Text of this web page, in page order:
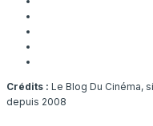
Crédits : Le Blog Du Cinéma,
depuis 2008